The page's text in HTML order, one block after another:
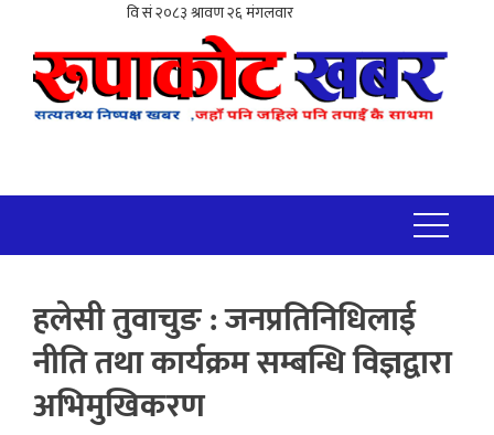
हलेसी तुवाचुङ : जनप्रतिनिधिलाई
नीति तथा कार्यक्रम सम्बन्धि विज्ञद्वारा
अभिमुखिकरण